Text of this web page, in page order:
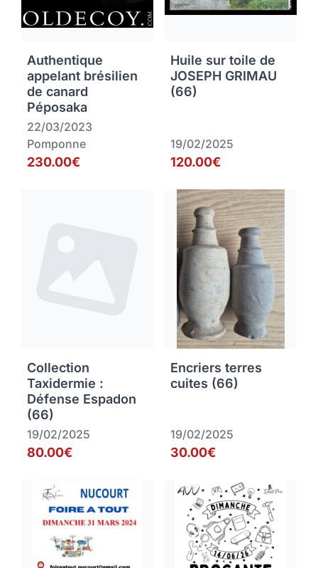
Authentique
appelant brésilien
de canard
Péposaka
22/03/2023
Pomponne
230.00€
Huile sur toile de
JOSEPH GRIMAU
(66)
19/02/2025
120.00€
Collection
Taxidermie :
Défense Espadon
(66)
19/02/2025
80.00€
Encriers terres
cuites (66)
19/02/2025
30.00€